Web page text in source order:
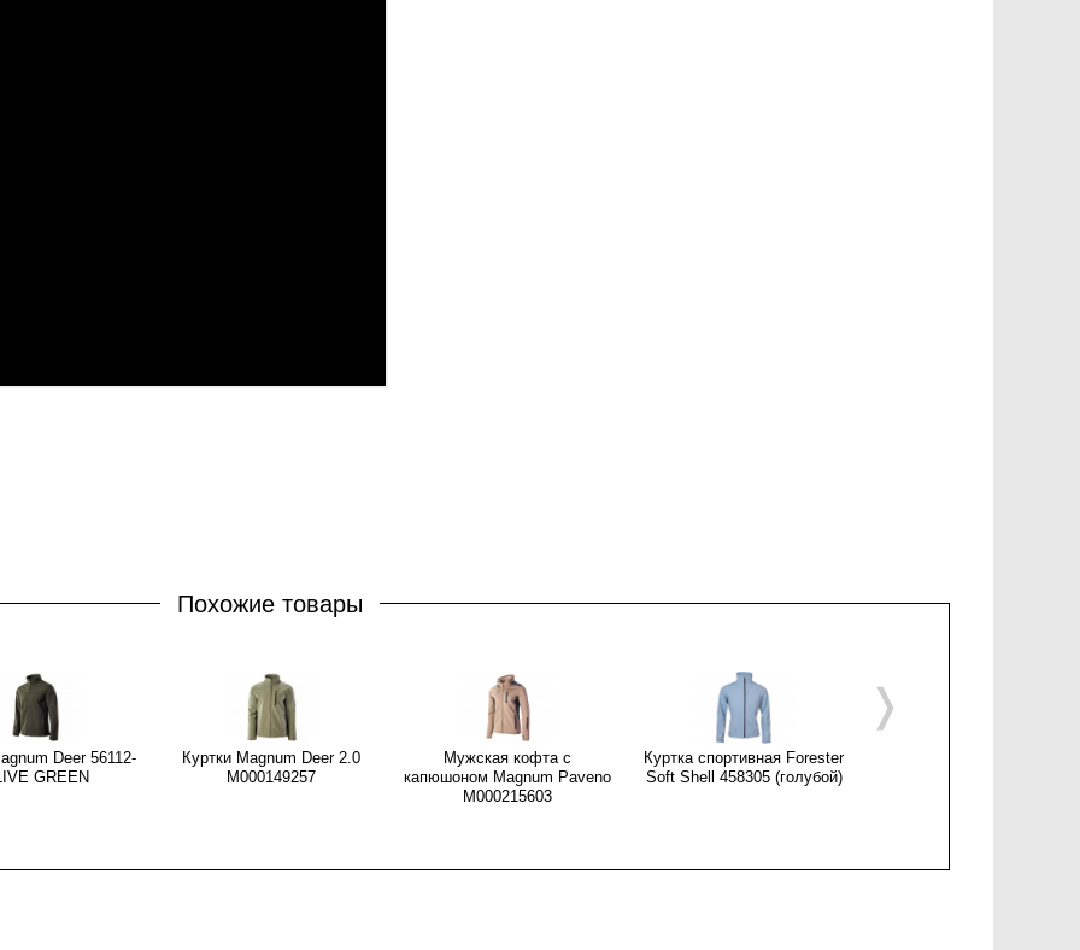
Похожие товары
Deer 56112-
GREEN
Куртки Magnum Deer 2.0
M000149257
Мужская кофта с
капюшоном Magnum Paveno
M000215603
Куртка спортивная Forester
Soft Shell 458305 (голубой)
❭